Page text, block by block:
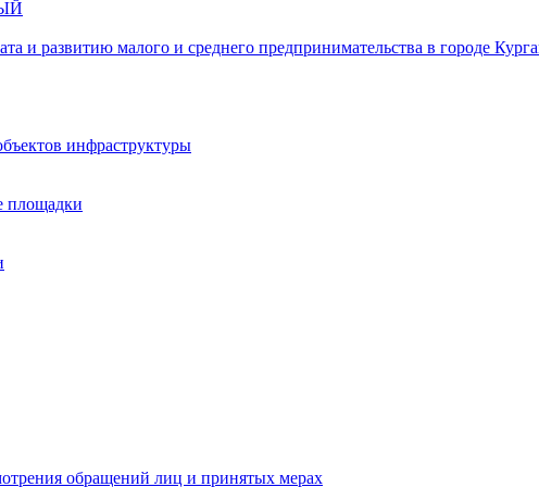
и развитию малого и среднего предпринимательства в городе
инфраструктуры
площадки
обращений лиц и принятых мерах